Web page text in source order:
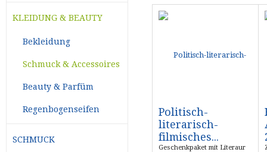
Politisch-
literarisch-
filmisches...
Geschenkpaket mit Literaur
KLEIDUNG & BEAUTY
Bekleidung
Schmuck & Accessoires
Beauty & Parfüm
Regenbogenseifen
SCHMUCK